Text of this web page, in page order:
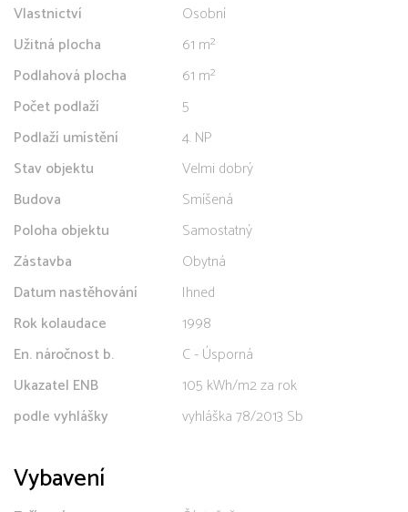
Vlastnictví
Osobní
Užitná plocha
61 m²
Podlahová plocha
61 m²
Počet podlaží
5
Podlaží umístění
4. NP
Stav objektu
Velmi dobrý
Budova
Smíšená
Poloha objektu
Samostatný
Zástavba
Obytná
Datum nastěhování
Ihned
Rok kolaudace
1998
En. náročnost b.
C - Úsporná
Ukazatel ENB
105 kWh/m2 za rok
podle vyhlášky
vyhláška 78/2013 Sb
Vybavení